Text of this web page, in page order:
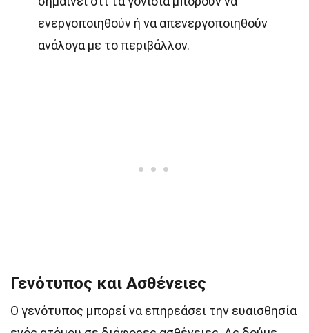
ενεργοποιηθούν ή να απενεργοποιηθούν
ανάλογα με το περιβάλλον.
Γενότυπος και Ασθένειες
Ο γενότυπος μπορεί να επηρεάσει την ευαισθησία